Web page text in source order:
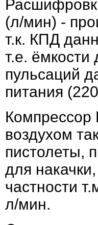
(л/мин) -
т.к. КПД
т.е.
пульсаций
питания
Компрессор
воздухом
пистолеты,
для
частности
л/мин.